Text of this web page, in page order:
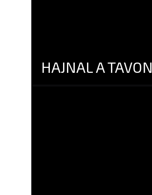
HAJNAL A TAVON